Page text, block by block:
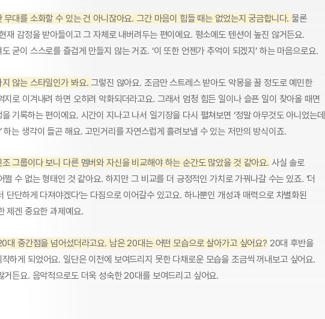
무대를 소화할 수 있는 건 아니잖아요. 그간 마음이 힘들 때는 없었는지 궁금합니다.물론
재 감정을 받아들이고 그 자체로 내버려두는 편이에요. 평소에도 텐션이 높진 않거든요.
굳이 스스로를 즐겁게 만들지 않는 거죠. ‘이 또한 언젠가 추억이 되겠지’ 하는 마음으로요.
않는 스타일인가 봐요.그렇진 않아요. 조금만 스트레스 받아도 악몽을 꿀 정도로 예민한
지로 이겨내려 하면 오히려 악화되더라고요. 그래서 엄청 힘든 일이나 슬픈 일이 찾아올 때면
기록하는 편이에요. 시간이 지나고 나서 일기장을 다시 펼쳐보면 ‘정말 아무것도 아니었는데
하는 생각이 들곤 해요. 고민거리를 자연스럽게 흘려보낼 수 있는 저만의 방식이죠.
그룹이다 보니 다른 멤버와 자신을 비교해야 하는 순간도 많았을 것 같아요. 사실 솔로
쩔 수 없는 형태인 것 같아요. 하지만 그 비교를 더 긍정적인 가치로 가꿔나갈 수는 있죠. ‘더
단단하게 다져야겠다’는 다짐으로 이어갈수 있고요. 하나뿐인 개성과 매력으로 차별화된
제겐 중요한 과제예요.
대 중간점을 넘어섰더라고요. 남은 20대는 어떤 모습으로 살아가고 싶어요? 20대 후반을
하게 되었어요. 일단은 이전에 보여드리지 못한 다채로운 모습을 조금씩 꺼내보고 싶어요.
거든요. 음악적으로도 더욱 성숙한 20대를 보여드리고 싶어요.